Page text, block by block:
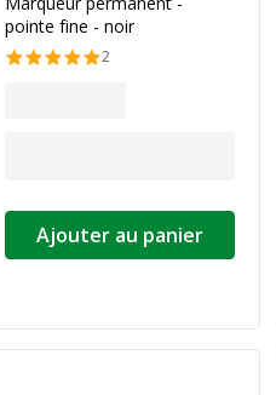
pointe fine - noir
2
Ajouter au panier